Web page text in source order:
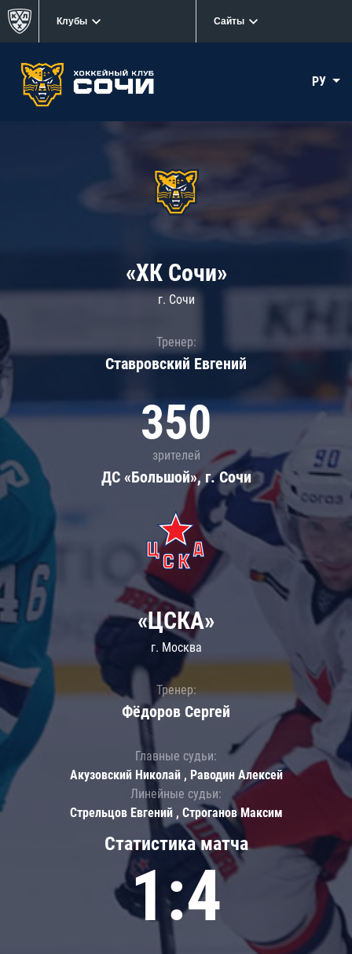
Клубы Сайты
РУ
«ХК Сочи»
г. Сочи
Тренер:
Ставровский Евгений
350
зрителей
ДС «Большой», г. Сочи
Статистика матча
1:4
«ЦСКА»
г. Москва
Тренер:
Фёдоров Сергей
Главные судьи:
Акузовский Николай , Раводин Алексей
Линейные судьи:
Стрельцов Евгений , Строганов Максим